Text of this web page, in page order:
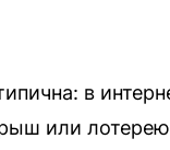
в
или